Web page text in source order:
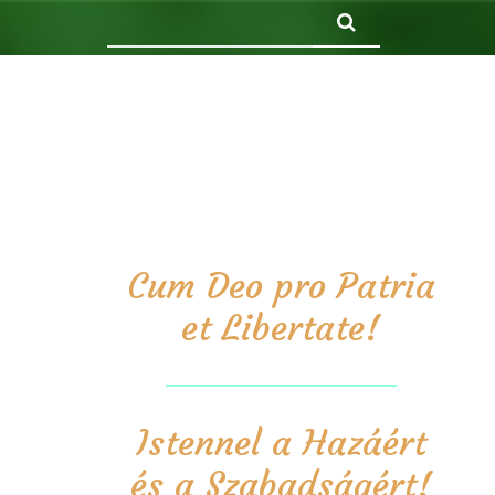
Cum Deo pro Patria
et Libertate!
Istennel a Hazáért
és a Szabadságért!